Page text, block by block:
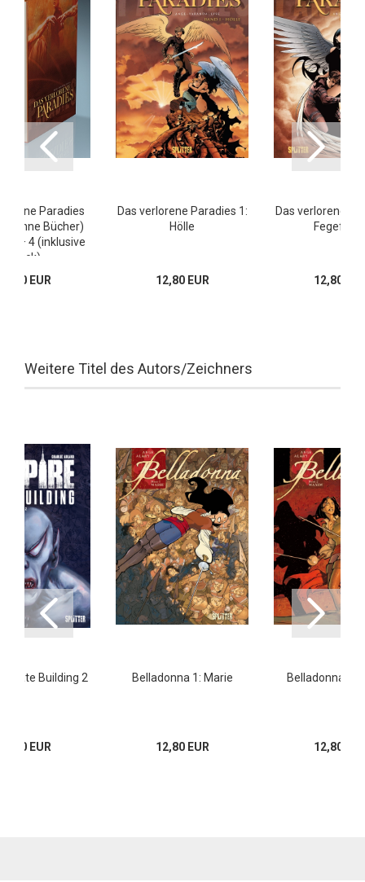
Paradies
(ohne Bücher)
1 – 4 (inklusive
Druck)
EUR
Das verlorene Paradies 1:
Hölle
12,80 EUR
Das verlorene
12,80
Weitere Titel des Autors/Zeichners
State Building 2
EUR
Belladonna 1: Marie
12,80 EUR
Belladonna 2:
12,80